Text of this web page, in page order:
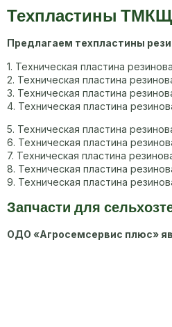
Техпластины ТМКЩ
Предлагаем техпластины
1. Техническая пластина
2. Техническая пластина
3. Техническая пластина
4. Техническая пластина
5. Техническая пластина
6. Техническая пластина
7. Техническая пластина
8. Техническая пластина
9. Техническая пластина
Запчасти для
ОДО «Агросемсервис плюс»